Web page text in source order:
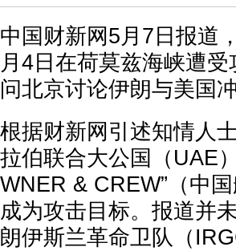
中国财新网5月7日报道
月4日在荷莫兹海峡遭
问北京讨论伊朗与美国
根据财新网引述知情人
拉伯联合大公国（UAE
WNER & CREW”（中
成为攻击目标。报道并
朗伊斯兰革命卫队（